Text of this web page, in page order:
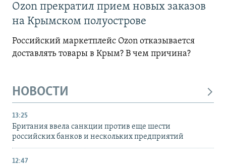
Ozon прекратил прием новых заказов
на Крымском полуострове
Российский маркетплейс Ozon отказывается
доставлять товары в Крым? В чем причина?
НОВОСТИ
13:25
Британия ввела санкции против еще шести
российских банков и нескольких предприятий
12:47